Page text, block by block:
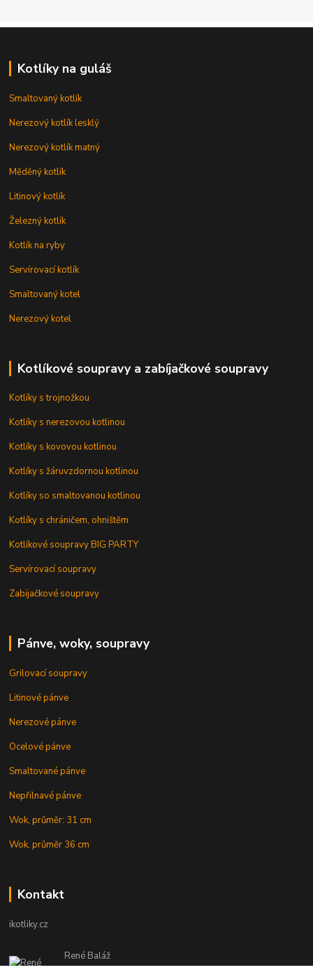
Kotlíky na guláš
Smaltovaný kotlík
Nerezový kotlík lesklý
Nerezový kotlík matný
Měděný kotlík
Litinový kotlík
Železný kotlík
Kotlík na ryby
Servírovací kotlík
Smaltovaný kotel
Nerezový kotel
Kotlíkové soupravy a zabíjačkové soupravy
Kotlíky s trojnožkou
Kotlíky s nerezovou kotlinou
Kotlíky s kovovou kotlinou
Kotlíky s žáruvzdornou kotlinou
Kotlíky so smaltovanou kotlinou
Kotlíky s chráničem, ohništěm
Kotlíkové soupravy BIG PARTY
Servírovací soupravy
Zabijačkové soupravy
Pánve, woky, soupravy
Grilovací soupravy
Litinové pánve
Nerezové pánve
Ocelové pánve
Smaltované pánve
Nepřilnavé pánve
Wok, průměr: 31 cm
Wok, průměr 36 cm
Kontakt
ikotliky.cz
René Baláž